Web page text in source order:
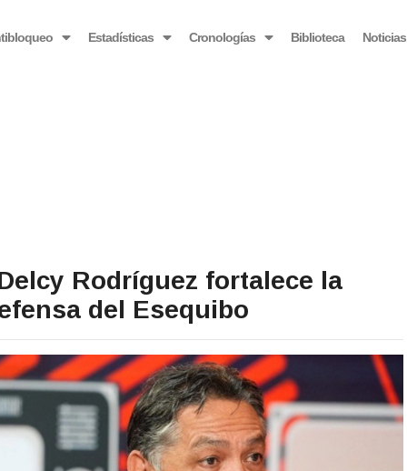
Estadísticas Cronologías Biblioteca Noticias
Rodríguez fortalece la
del Esequibo